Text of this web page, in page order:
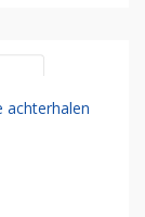
achterhalen